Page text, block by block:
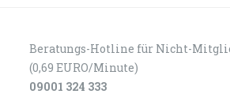
Beratungs-Hotline für Nicht-
(0,69 EURO/Minute)
09001 324 333